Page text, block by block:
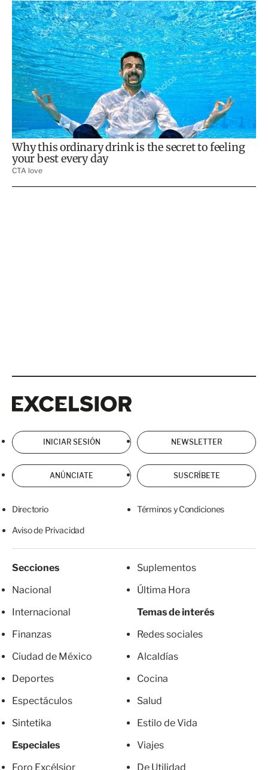
INICIAR SESIÓN NEWSLETTER
ANÚNCIATE SUSCRÍBETE
Directorio Términos y Condiciones
Aviso de Privacidad
Secciones
Nacional
Internacional
Finanzas
Ciudad de México
Deportes
Espectáculos
Sintetika
Especiales
Foro Excélsior
Suplementos
Última Hora
Temas de interés
Redes sociales
Alcaldías
Cocina
Salud
Estilo de Vida
Viajes
De Utilidad